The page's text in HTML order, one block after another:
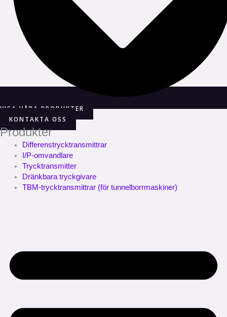
VISA VÅRA PRODUKTER
KONTAKTA OSS
Produkter
Differenstrycktransmittrar
I/P-omvandlare
Trycktransmitter
Dränkbara tryckgivare
TBM-trycktransmittrar (för tunnelborrmaskiner)